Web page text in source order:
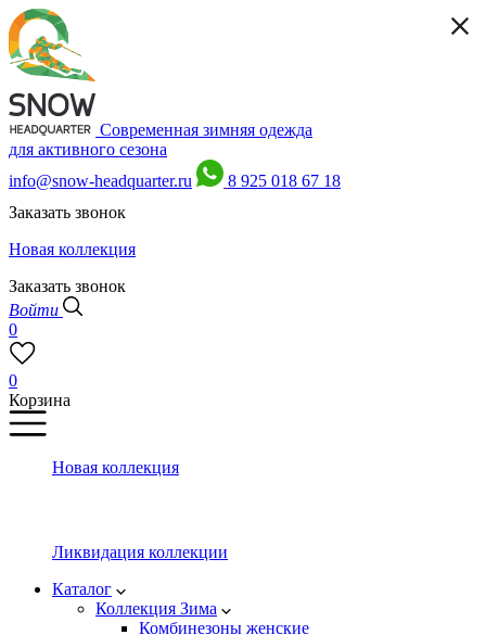
Современная зимняя одежда
для активного сезона
info@snow-headquarter.ru
8 925 018 67 18
Заказать звонок
Новая коллекция
Заказать звонок
Войти
0
0
Корзина
Новая коллекция
Ликвидация коллекции
Каталог
Коллекция Зима
Комбинезоны женские